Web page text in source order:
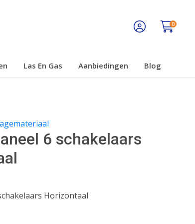
0
Las En Gas Aanbiedingen Blog
6 schakelaars
Horizontaal